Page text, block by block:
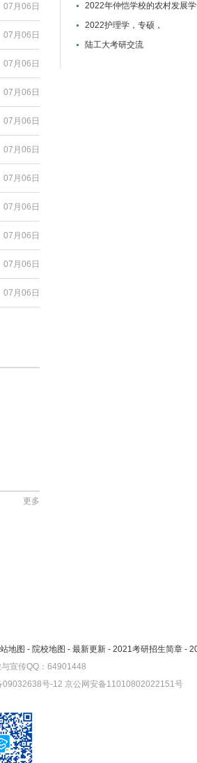
07月06日
07月06日
07月06日
07月06日
07月06日
07月06日
07月06日
07月06日
07月06日
07月06日
07月06日
更多
2022年仲恺学校的农村发展
2022护理学，专硕，
陆工大考研交流
地图 - 院校地图 - 最新更新 - 2021考研招生简章 -
宣传QQ：64901448
09032638号-12 京公网安备11010802022151号